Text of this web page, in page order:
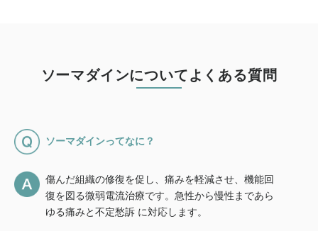
ソーマダインについてよくある質問
ソーマダインってなに？
傷んだ組織の修復を促し、痛みを軽減させ、機能回
復を図る微弱電流治療です。急性から慢性まであら
ゆる痛みと不定愁訴 に対応します。